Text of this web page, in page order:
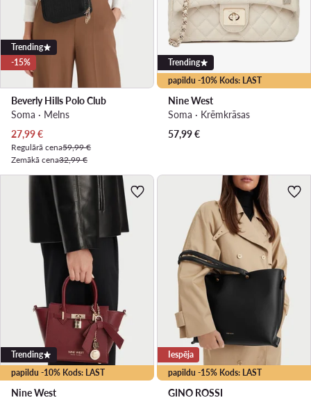
Trending
-15%
Beverly Hills Polo Club
Soma · Melns
Pašreizējā cena
27,99€
Regulārā cena59,99 €
Zemākā cena32,99 €
papildu -10% Kods: LAST
Trending
Nine West
Soma · Krēmkrāsas
57,99€
papildu -10% Kods: LAST
Trending
Nine West
papildu -15% Kods: LAST
Iespēja
GINO ROSSI